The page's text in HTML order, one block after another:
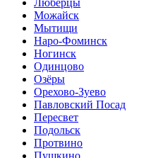
Можайск
Мытищи
Наро-Фоминск
Ногинск
Одинцово
Озёры
Орехово-Зуево
Павловский Посад
Пересвет
Подольск
Протвино
Пушкино